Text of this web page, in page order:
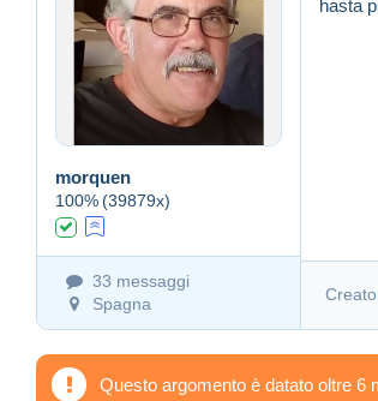
morquen
100%(39879x)
33 messaggi
Spagna
hasta
Questo argomento è datato oltre 6